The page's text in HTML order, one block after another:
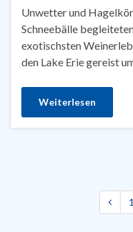
Unwetter und
Schneebälle
exotischsten
den Lake Erie gereist
Weiterlesen
1